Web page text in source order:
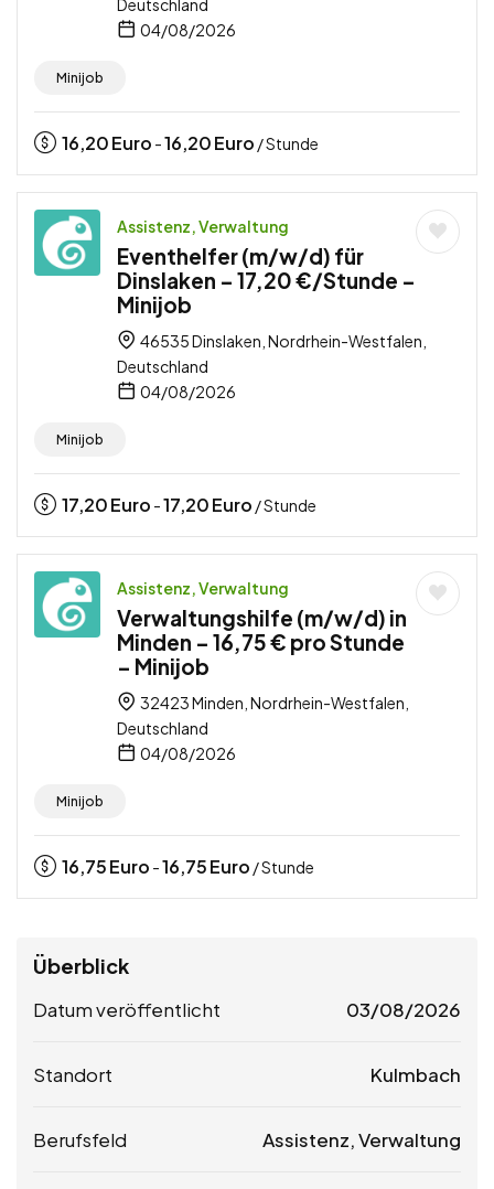
Deutschland
04/08/2026
Minijob
16,20Euro -16,20Euro / Stunde
Assistenz, Verwaltung
Eventhelfer (m/w/d) für
Dinslaken – 17,20 €/Stunde –
Minijob
46535 Dinslaken, Nordrhein-Westfalen,
Deutschland
04/08/2026
Minijob
17,20Euro -17,20Euro / Stunde
Assistenz, Verwaltung
Verwaltungshilfe (m/w/d) in
Minden – 16,75 € pro Stunde
– Minijob
32423 Minden, Nordrhein-Westfalen,
Deutschland
04/08/2026
Minijob
16,75Euro -16,75Euro / Stunde
Überblick
Datum veröffentlicht 03/08/2026
Standort Kulmbach
Berufsfeld Assistenz, Verwaltung